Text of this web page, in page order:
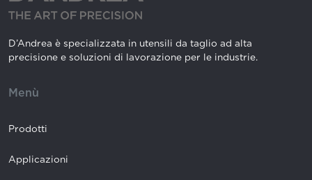
D’Andrea è specializzata in utensili da taglio ad alta
precisione e soluzioni di lavorazione per le industrie.
Menù
Prodotti
Applicazioni